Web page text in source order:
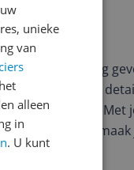
graag je mening
van de
en 10 minuten. Met
te maken én
unieke
van
alleen
in
. U kunt